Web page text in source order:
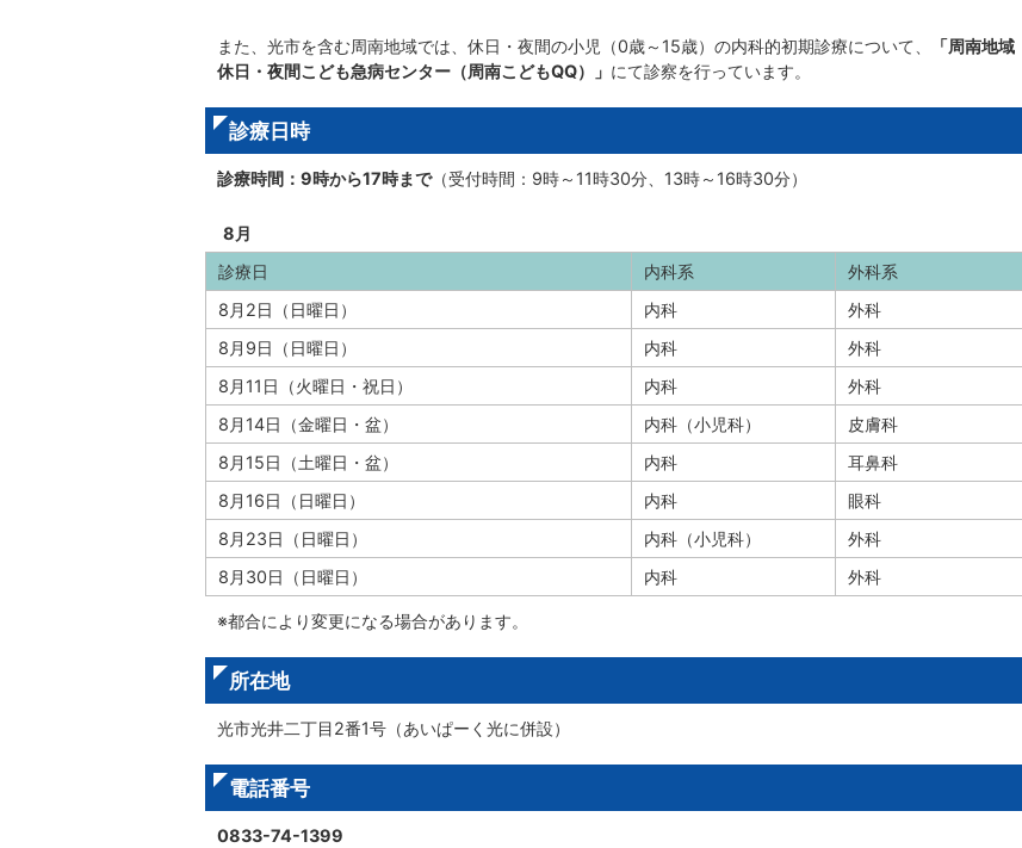
また、光市を含む周南地域では、休日・夜間の小児（0歳～15歳）の内科的初期診療について、
「周南地域
休日・夜間こども急病センター（周南こどもQQ）」 にて診察を行っています。
診療日時
診療時間：9時から17時まで（受付時間：9時～11時30分、13時～16時30分）
8月
診療日
内科系
外科系
8月2日（日曜日）
内科
外科
8月9日（日曜日）
内科
外科
8月11日（火曜日・祝日）
内科
外科
8月14日（金曜日・盆）
内科（小児科）
皮膚科
8月15日（土曜日・盆）
内科
耳鼻科
8月16日（日曜日）
内科
眼科
8月23日（日曜日）
内科（小児科）
外科
8月30日（日曜日）
内科 外科
※都合により変更になる場合があります。
所在地
光市光井二丁目2番1号（あいぱーく光に併設）
電話番号
0833-74-1399